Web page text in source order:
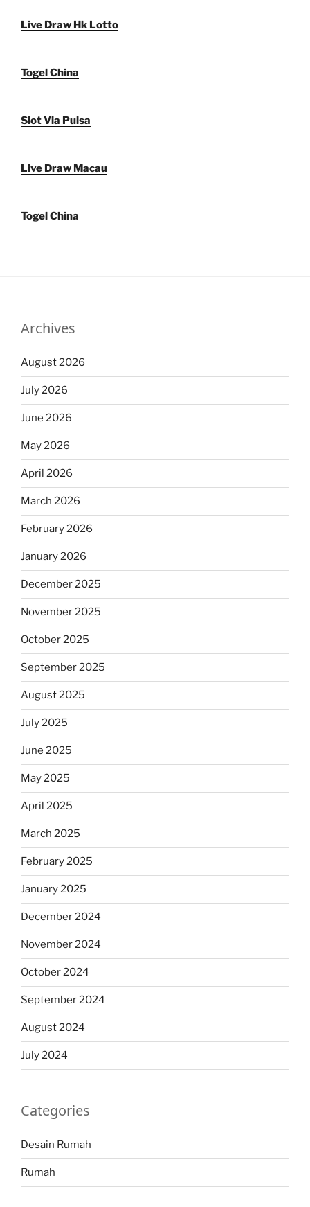
Live Draw Hk Lotto
Togel China
Slot Via Pulsa
Live Draw Macau
Togel China
Archives
August 2026
July 2026
June 2026
May 2026
April 2026
March 2026
February 2026
January 2026
December 2025
November 2025
October 2025
September 2025
August 2025
July 2025
June 2025
May 2025
April 2025
March 2025
February 2025
January 2025
December 2024
November 2024
October 2024
September 2024
August 2024
July 2024
Categories
Desain Rumah
Rumah